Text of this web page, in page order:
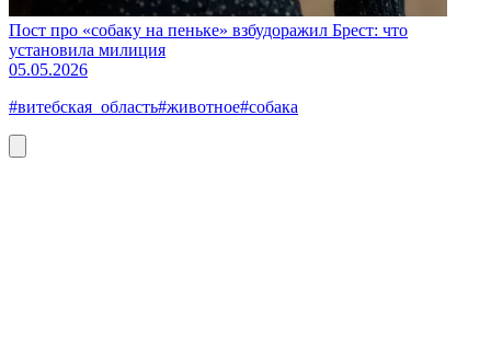
Пост про «собаку на пеньке» взбудоражил Брест: что
установила милиция
05.05.2026
#витебская_область#животное#собака